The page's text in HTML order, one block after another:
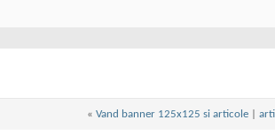
« Vand banner 125x125 si articole